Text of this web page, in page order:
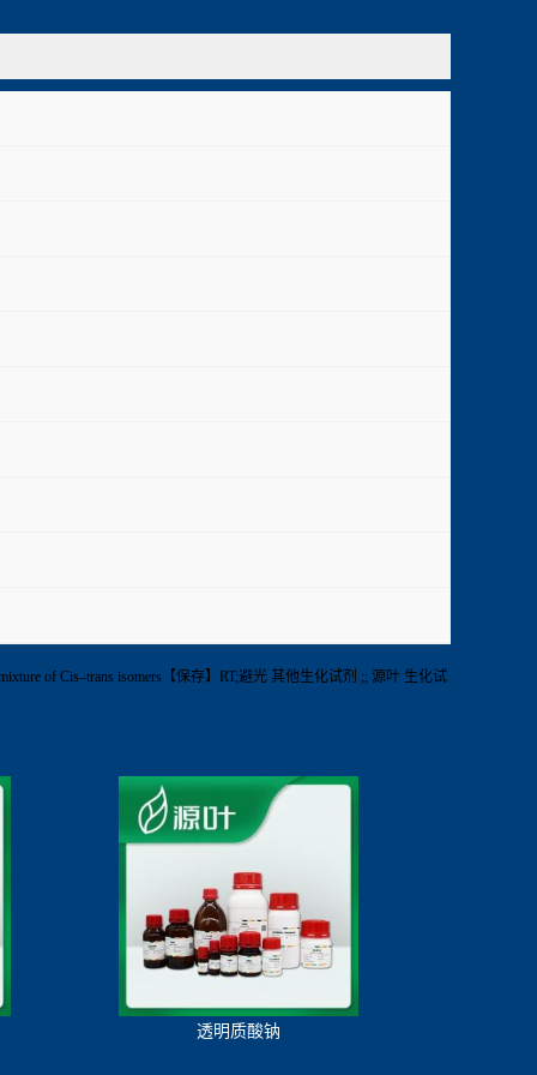
of Cis–trans isomers【保存】RT;避光 其他生化试剂 ;; 源叶 生化试
透明质酸钠